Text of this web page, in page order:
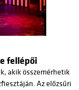
fellépői
akik összemérhetik
Az előzsűri